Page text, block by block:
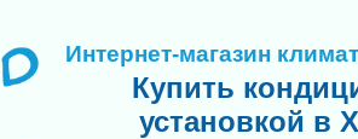
Интернет-магазин
Купить
установкой в